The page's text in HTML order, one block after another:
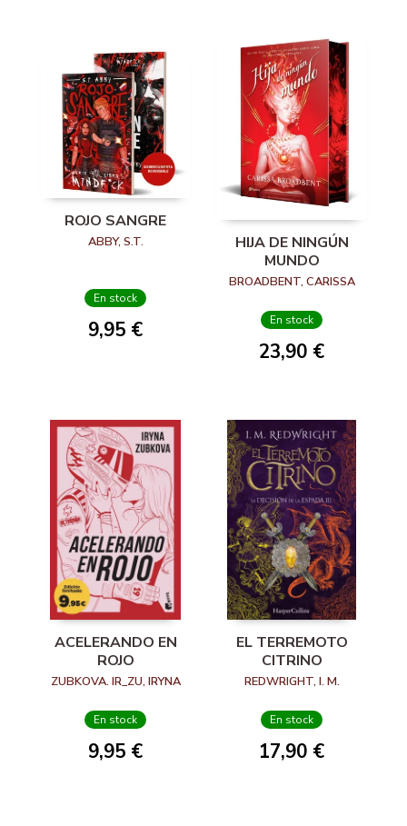
ROJO SANGRE
ABBY, S.T.
En stock
9,95 €
HIJA DE NINGÚN
MUNDO
BROADBENT, CARISSA
En stock
23,90 €
ACELERANDO EN
ROJO
ZUBKOVA. IR_ZU, IRYNA
En stock
9,95 €
EL TERREMOTO
CITRINO
REDWRIGHT, I. M.
En stock
17,90 €